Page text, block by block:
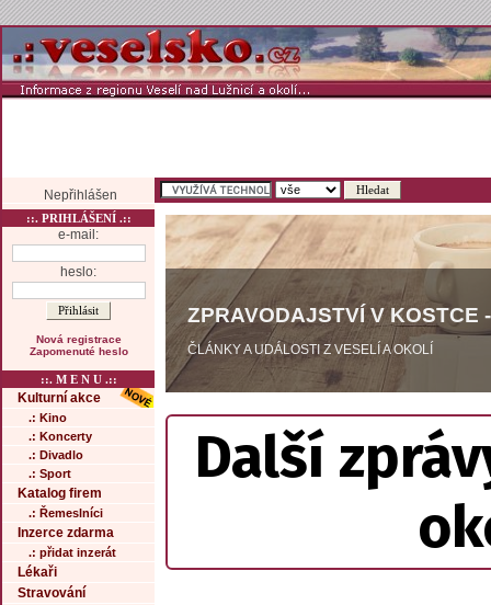
Nepřihlášen
::. PRIHLÁŠENÍ .::
e-mail:
heslo:
Nová registrace
Zapomenuté heslo
::. M E N U .::
Kulturní akce
.: Kino
.: Koncerty
.: Divadlo
.: Sport
Katalog firem
.: Řemeslníci
Inzerce zdarma
.: přidat inzerát
Lékaři
Stravování
ZPRAVODAJSTVÍ V KOSTCE
ČLÁNKY A UDÁLOSTI Z VESELÍ A OKOLÍ
Další